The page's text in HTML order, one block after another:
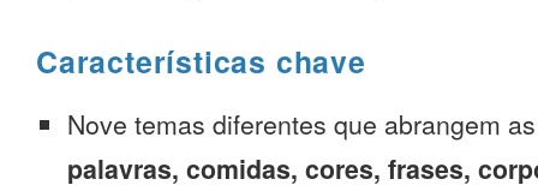
Características chave
Nove temas diferentes que abrangem
palavras, comidas, cores, frases,